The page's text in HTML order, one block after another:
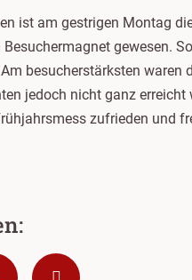
ist am gestrigen Montag
gewesen.
besucherstärksten waren
jedoch nicht ganz
zufrieden und